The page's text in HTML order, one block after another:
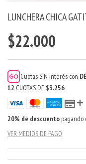
LUNCHERA CHICA
$22.000
Cuotas SIN interés con
12 CUOTAS DE $3.256
20% de descuento pagando
VER MEDIOS DE PAGO